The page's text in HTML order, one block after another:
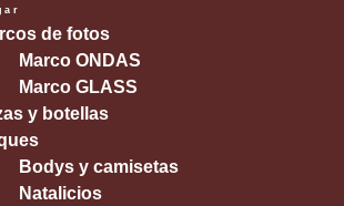
de fotos
Marco ONDAS
Marco GLASS
y botellas
Bodys y camisetas
Natalicios